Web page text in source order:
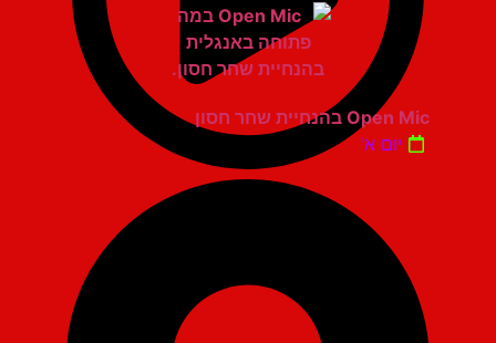
Open Mic בהנחיית שחר חסון
יום א'